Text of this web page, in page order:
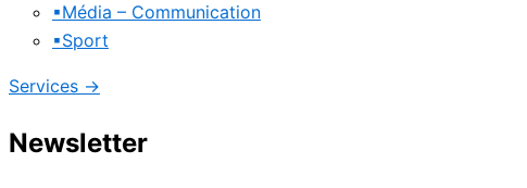
▪Média – Communication
▪Sport
Services →
Newsletter